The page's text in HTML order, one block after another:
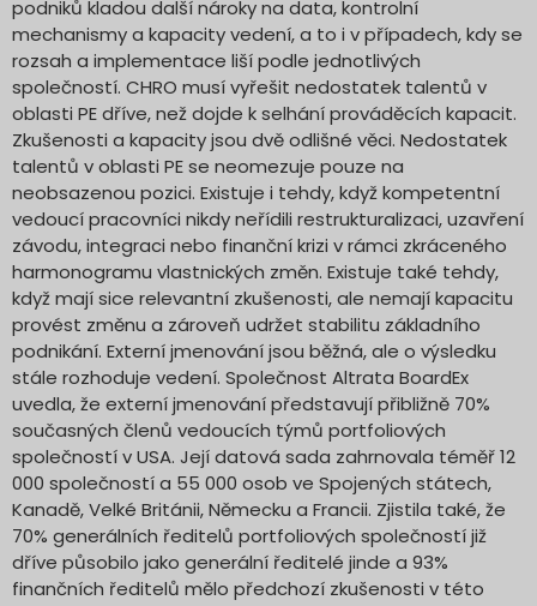
podniků kladou další nároky na data, kontrolní
mechanismy a kapacity vedení, a to i v případech, kdy se
rozsah a implementace liší podle jednotlivých
společností. CHRO musí vyřešit nedostatek talentů v
oblasti PE dříve, než dojde k selhání prováděcích kapacit.
Zkušenosti a kapacity jsou dvě odlišné věci. Nedostatek
talentů v oblasti PE se neomezuje pouze na
neobsazenou pozici. Existuje i tehdy, když kompetentní
vedoucí pracovníci nikdy neřídili restrukturalizaci, uzavření
závodu, integraci nebo finanční krizi v rámci zkráceného
harmonogramu vlastnických změn. Existuje také tehdy,
když mají sice relevantní zkušenosti, ale nemají kapacitu
provést změnu a zároveň udržet stabilitu základního
podnikání. Externí jmenování jsou běžná, ale o výsledku
stále rozhoduje vedení. Společnost Altrata BoardEx
uvedla, že externí jmenování představují přibližně 70%
současných členů vedoucích týmů portfoliových
společností v USA. Její datová sada zahrnovala téměř 12
000 společností a 55 000 osob ve Spojených státech,
Kanadě, Velké Británii, Německu a Francii. Zjistila také, že
70% generálních ředitelů portfoliových společností již
dříve působilo jako generální ředitelé jinde a 93%
finančních ředitelů mělo předchozí zkušenosti v této